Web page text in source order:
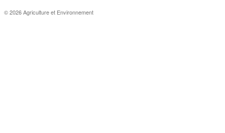
© 2026 Agriculture et Environnement